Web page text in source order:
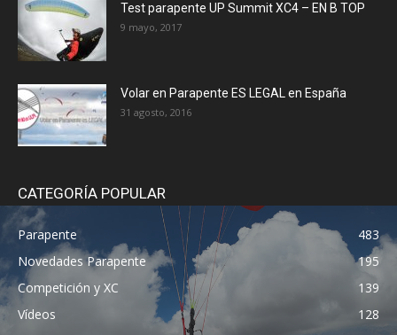
Test parapente UP Summit XC4 – EN B TOP
9 mayo, 2017
Volar en Parapente ES LEGAL en España
31 agosto, 2016
CATEGORÍA POPULAR
Parapente
483
Novedades Parapente
195
Competición y XC
139
Vídeos
128